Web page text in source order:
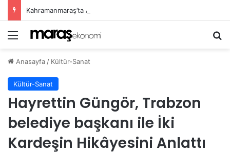
Menü
Anasayfa / Kültür-Sanat
Kültür-Sanat
Hayrettin Güngör, Trabzon
belediye başkanı ile İki
Kardeşin Hikâyesini Anlattı